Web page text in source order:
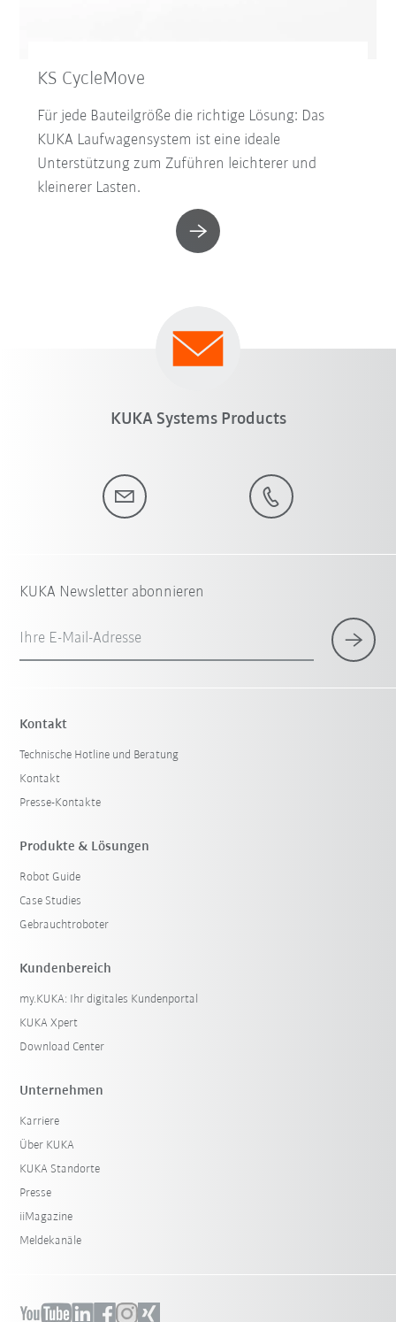
KS CycleMove
Für jede Bauteilgröße die richtige Lösung: Das
KUKA Laufwagensystem ist eine ideale
Unterstützung zum Zuführen leichterer und
kleinerer Lasten.
KUKA Systems Products
KUKA Newsletter abonnieren
Ihre E-Mail-Adresse
Kontakt
Technische Hotline und Beratung
Kontakt
Presse-Kontakte
Produkte & Lösungen
Robot Guide
Case Studies
Gebrauchtroboter
Kundenbereich
my.KUKA: Ihr digitales Kundenportal
KUKA Xpert
Download Center
Unternehmen
Karriere
Über KUKA
KUKA Standorte
Presse
iiMagazine
Meldekanäle